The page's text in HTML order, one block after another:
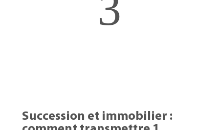
Succession et immobilier :